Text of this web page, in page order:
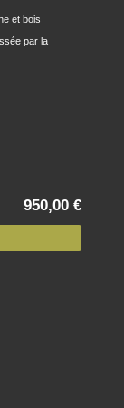
et bois
par la
950,00 €